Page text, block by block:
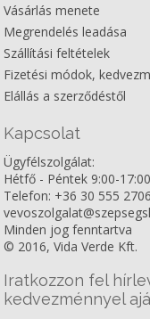
Vásárlás menete
Megrendelés leadása
Szállítási feltételek
Fizetési módok,
Elállás a szerződéstől
Kapcsolat
Ügyfélszolgálat:
Hétfő - Péntek 9:00-17:00
Telefon: +36 30 555 2706
Minden jog fenntartva
© 2016, Vida Verde Kft.
Iratkozzon fel
kedvezménnyel